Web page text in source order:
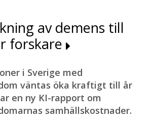
av demens till
forskare
i Sverige med
väntas öka kraftigt till år
en ny KI-rapport om
samhällskostnader.